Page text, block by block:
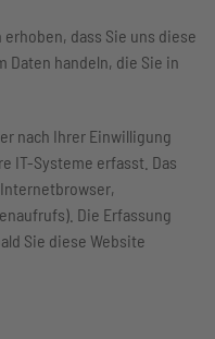
dass Sie uns diese
Daten handeln, die Sie in
nach Ihrer Einwilligung
IT-Systeme erfasst. Das
Die Erfassung
Sie diese Website